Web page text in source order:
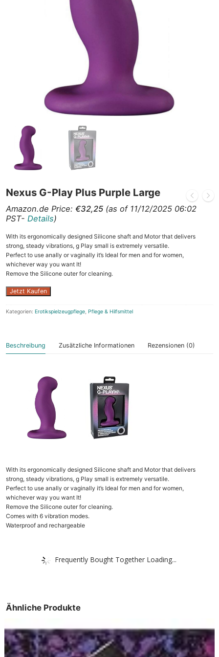
Nexus G-Play Plus Purple Large
Amazon.de Price: €32,25 (as of 11/12/2025 06:02
PST- Details)
With its ergonomically designed Silicone shaft and Motor that delivers
strong, steady vibrations, g Play small is extremely versatile.
Perfect to use anally or vaginally it’s Ideal for men and for women,
whichever way you want It!
Remove the Silicone outer for cleaning.
Jetzt Kaufen
Kategorien: Erotikspielzeugpflege, Pflege & Hilfsmittel
Beschreibung Zusätzliche Informationen Rezensionen (0)
With its ergonomically designed Silicone shaft and Motor that delivers
strong, steady vibrations, g Play small is extremely versatile.
Perfect to use anally or vaginally it’s Ideal for men and for women,
whichever way you want It!
Remove the Silicone outer for cleaning.
Comes with 6 vibration modes.
Waterproof and rechargeable
Frequently Bought Together Loading...
Ähnliche Produkte